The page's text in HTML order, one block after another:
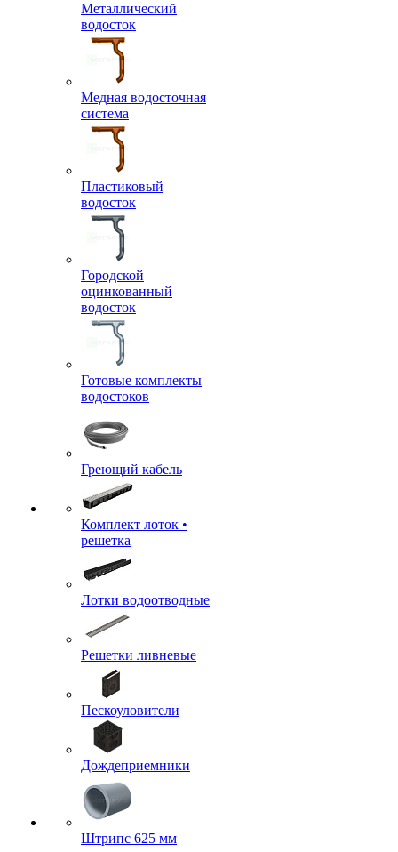
Металлический
водосток
Медная водосточная
система
Пластиковый
водосток
Городской
оцинкованный
водосток
Готовые комплекты
водостоков
Греющий кабель
Комплект лоток •
решетка
Лотки водоотводные
Решетки ливневые
Пескоуловители
Дождеприемники
Штрипс 625 мм